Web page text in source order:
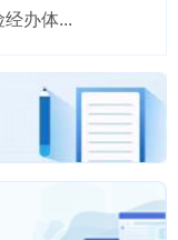
经办体...